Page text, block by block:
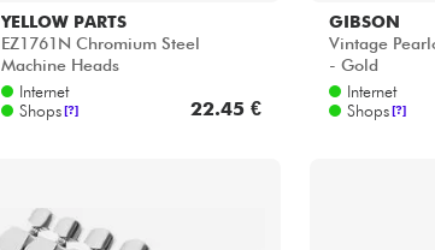
YELLOW PARTS
EZ1761N Chromium Steel
Machine Heads
Internet
Shops [?] 22.45 €
GIBSON
Vintage
- Gold
Internet
Shops [?]